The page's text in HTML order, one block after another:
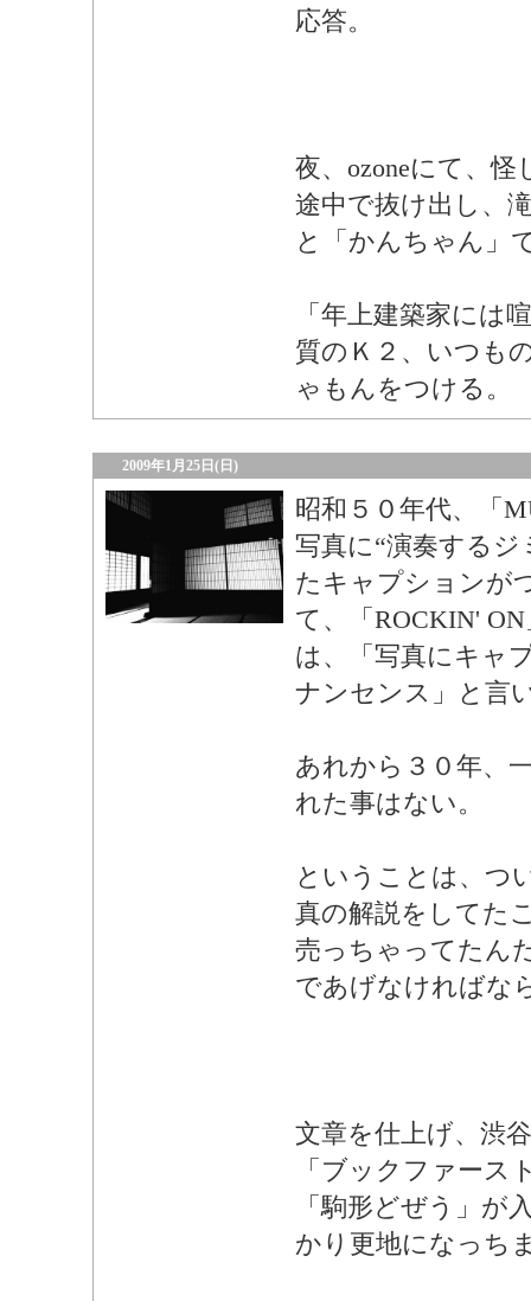
応答。
夜、ozoneにて、
途中で抜け出し、
と「かんちゃん」
「年上建築家には
質のＫ２、いつも
ゃもんをつける。
2009年1月25日(日)
昭和５０年代、「
写真に“演奏する
たキャプションが
て、「ROCKIN'
は、「写真にキャ
ナンセンス」と言
あれから３０年、
れた事はない。
ということは、つ
真の解説をしてた
売っちゃってた
であげなければな
文章を仕上げ、渋
「ブックファース
「駒形どぜう」が
かり更地になっち